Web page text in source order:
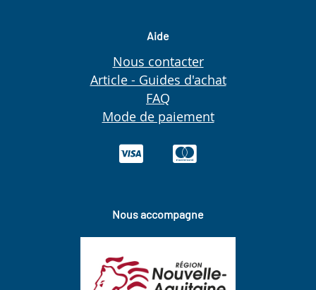
Aide
Nous contacter
Article - Guides d'achat
FAQ
Mode de paiement
Nous accompagne